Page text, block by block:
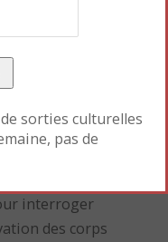
du corps
de l’art.
dans celui de
It didn’t happen
sanguinolent.
interroger
des corps
sorties culturelles
pas de